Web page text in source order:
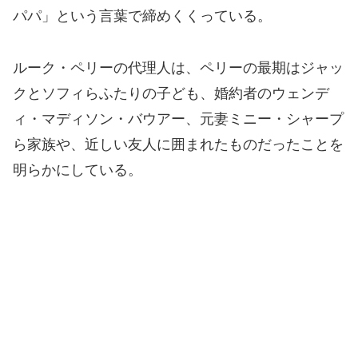
パパ」という言葉で締めくくっている。
ルーク・ペリーの代理人は、ペリーの最期はジャッ
クとソフィらふたりの子ども、婚約者のウェンデ
ィ・マディソン・バウアー、元妻ミニー・シャープ
ら家族や、近しい友人に囲まれたものだったことを
明らかにしている。